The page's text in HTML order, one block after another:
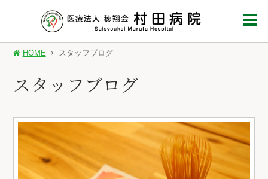
HOME スタッフブログ
スタッフブログ